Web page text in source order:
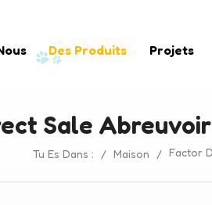
Des Produits Projets
Sale
Tu Es Dans : / Maison / Factor